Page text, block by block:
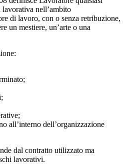
lavorativa nell’ambito
di lavoro, con o senza retribuzione,
un mestiere, un’arte o una
all’interno dell’organizzazione
dal contratto utilizzato ma
lavorativi.